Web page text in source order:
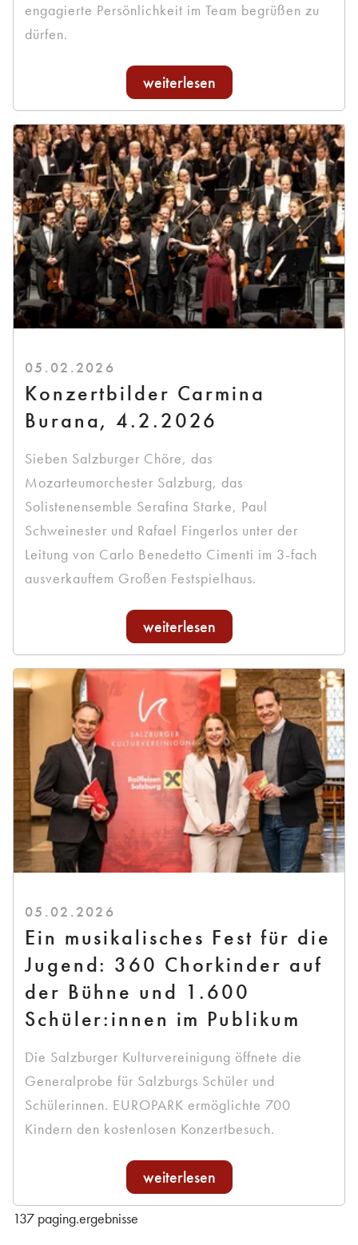
engagierte Persönlichkeit im Team begrüßen zu
dürfen.
weiterlesen
05.02.2026
Konzertbilder Carmina
Burana, 4.2.2026
Sieben Salzburger Chöre, das
Mozarteumorchester Salzburg, das
Solistenensemble Serafina Starke, Paul
Schweinester und Rafael Fingerlos unter der
Leitung von Carlo Benedetto Cimenti im 3-fach
ausverkauftem Großen Festspielhaus.
weiterlesen
05.02.2026
Ein musikalisches Fest für die
Jugend: 360 Chorkinder auf
der Bühne und 1.600
Schüler:innen im Publikum
Die Salzburger Kulturvereinigung öffnete die
Generalprobe für Salzburgs Schüler und
Schülerinnen. EUROPARK ermöglichte 700
Kindern den kostenlosen Konzertbesuch.
weiterlesen
137 paging.ergebnisse